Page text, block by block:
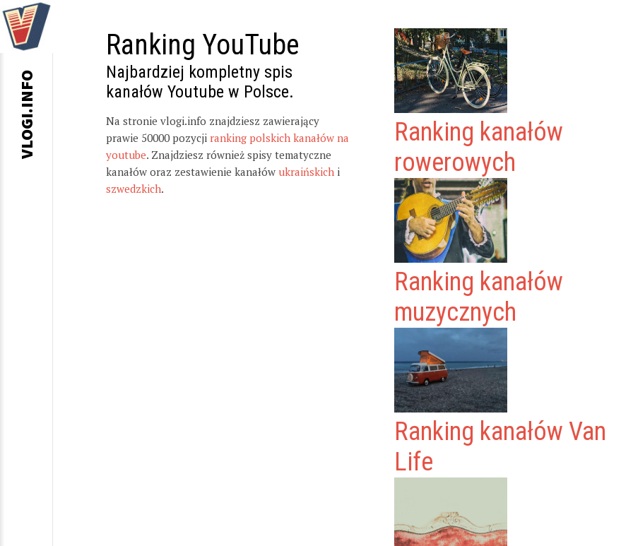
Ranking YouTube
Najbardziej kompletny spis
kanałów Youtube w Polsce.
Na stronie vlogi.info znajdziesz zawierający
prawie 50000 pozycji ranking polskich kanałów na
youtube. Znajdziesz również spisy tematyczne
kanałów oraz zestawienie kanałów ukraińskich i
szwedzkich.
Ranking kanałów
rowerowych
Ranking kanałów
muzycznych
Ranking kanałów Van
Life
VLOGI.INFO